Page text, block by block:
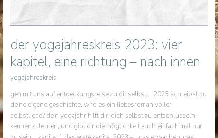
der yogajahreskreis 2023: vier
kapitel, eine richtung – nach innen
yogajahreskreis
geh mit uns auf entdeckungsreise zu dir selbst…. 2023 schreibst du
deine eigene geschichte. wird es ein liebesroman voller
selbstliebe? dein yogajahr hilft dir, dich selbst zu entschlüsseln,
kennenzulernen, und gibt dir die möglichkeit auch einfach mal nur